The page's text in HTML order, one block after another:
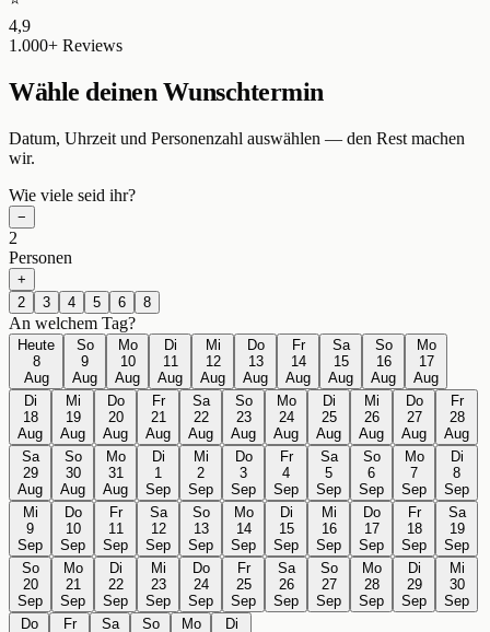
4,9
1.000+ Reviews
Wähle deinen Wunschtermin
Datum, Uhrzeit und Personenzahl auswählen — den Rest machen
wir.
Wie viele seid ihr?
−
2
Personen
+
2
3 4 5 6 8
An welchem Tag?
Heute
8
Aug
So
9
Aug
Mo
10
Aug
Di
11
Aug
Mi
12
Aug
Do
13
Aug
Fr
14
Aug
Sa
15
Aug
So
16
Aug
Mo
17
Aug
Di
18
Aug
Mi
19
Aug
Do
20
Aug
Fr
21
Aug
Sa
22
Aug
So
23
Aug
Mo
24
Aug
Di
25
Aug
Mi
26
Aug
Do
27
Aug
Fr
28
Aug
Sa
29
Aug
So
30
Aug
Mo
31
Aug
Di
1
Sep
Mi
2
Sep
Do
3
Sep
Fr
4
Sep
Sa
5
Sep
So
6
Sep
Mo
7
Sep
Di
8
Sep
Mi
9
Sep
Do
10
Sep
Fr
11
Sep
Sa
12
Sep
So
13
Sep
Mo
14
Sep
Di
15
Sep
Mi
16
Sep
Do
17
Sep
Fr
18
Sep
Sa
19
Sep
So
20
Sep
Mo
21
Sep
Di
22
Sep
Mi
23
Sep
Do
24
Sep
Fr
25
Sep
Sa
26
Sep
So
27
Sep
Mo
28
Sep
Di
29
Sep
Mi
30
Sep
Do
Fr
Sa
So
Mo
Di